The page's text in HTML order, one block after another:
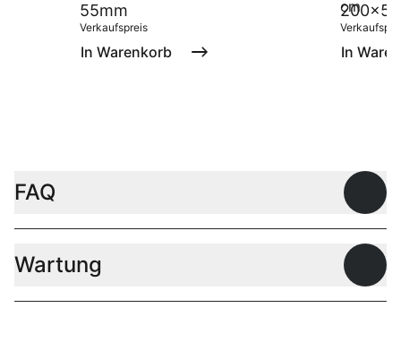
55mm
Verkaufspreis
In Warenkorb In
FAQ
Wartung